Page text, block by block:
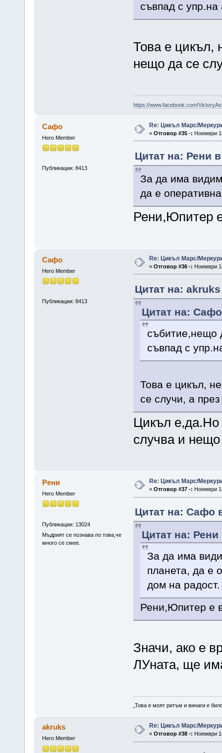
съвпад с упр.на
Това е цикъл,
нещо да се
https://www.facebook.com/
Сафо
Hero Member
Публикации: 8413
Re: Цикъл Марс/
« Отговор #35 -: Ноември
Цитат на: Рени
За да има
да е
Рени,Юпитер
Сафо
Hero Member
Публикации: 8413
Re: Цикъл Марс/
« Отговор #36 -: Ноември
Цитат на:
Цитат на:
събитие,нещо
съвпад с
Това е цикъл,
се случи, а
Цикъл е,да.Но
случва и
Рени
Hero Member
Публикации: 13024
Мъдрият се познава по това,че
много се смее.
Re: Цикъл Марс/
« Отговор #37 -: Ноември
Цитат на: Сафо
Цитат на:
За да има
планета, да е
дом на радост.
Рени,Юпитер е
Значи, ако е
ЛУната, ще
„Това е моят ритъм и винаги е
akruks
Hero Member
Re: Цикъл Марс/
« Отговор #38 -: Ноември